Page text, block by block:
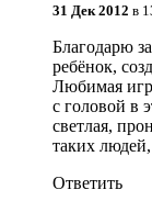
31 Дек 2012 в
Благодарю
ребёнок,
Любимая
с головой в
светлая,
таких
Ответить